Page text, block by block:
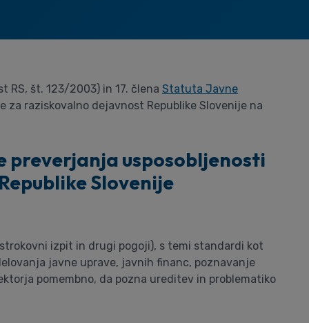
RS, št. 123/2003) in 17. člena Statuta Javne
za raziskovalno dejavnost Republike Slovenije na
preverjanja usposobljenosti
Slovenije
izpit in drugi pogoji), s temi standardi kot
javne uprave, javnih financ, poznavanje
pomembno, da pozna ureditev in problematiko